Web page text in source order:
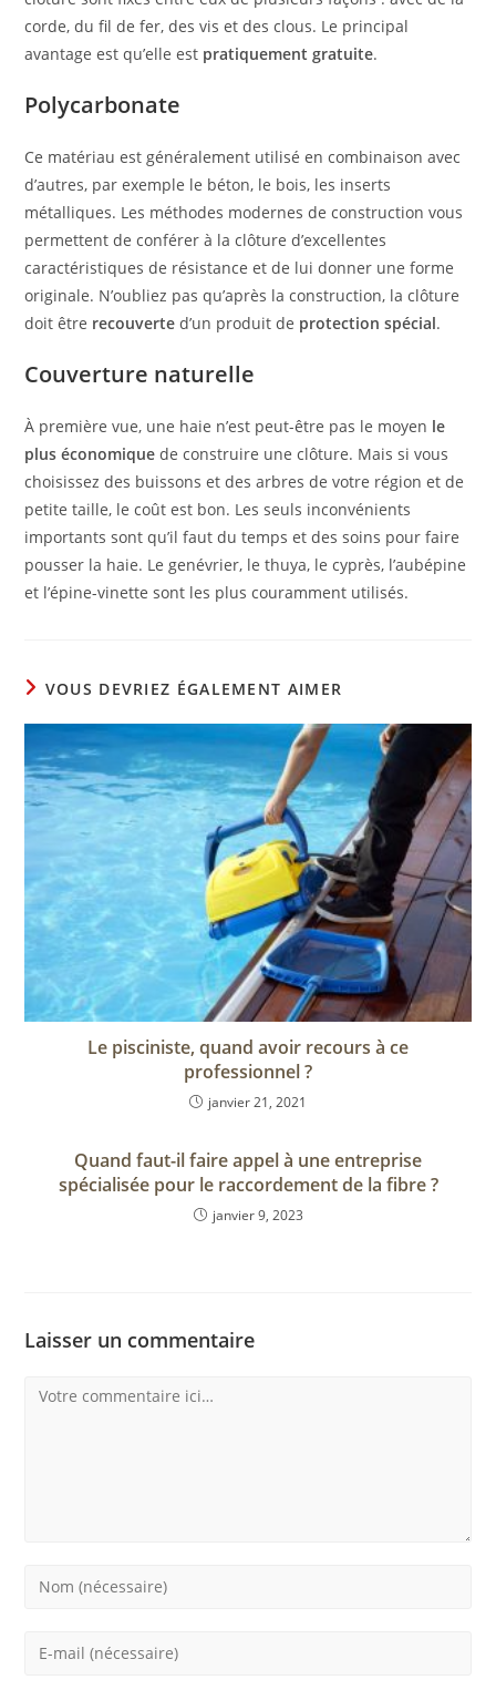
corde, du fil de fer, des vis et des clous. Le principal
avantage est qu’elle est pratiquement gratuite.
Polycarbonate
Ce matériau est généralement utilisé en combinaison avec
d’autres, par exemple le béton, le bois, les inserts
métalliques. Les méthodes modernes de construction vous
permettent de conférer à la clôture d’excellentes
caractéristiques de résistance et de lui donner une forme
originale. N’oubliez pas qu’après la construction, la clôture
doit être recouverted’un produit de protection spécial.
Couverture naturelle
À première vue, une haie n’est peut-être pas le moyen le
plus économiquede construire une clôture. Mais si vous
choisissez des buissons et des arbres de votre région et de
petite taille, le coût est bon. Les seuls inconvénients
importants sont qu’il faut du temps et des soins pour faire
pousser la haie. Le genévrier, le thuya, le cyprès, l’aubépine
et l’épine-vinette sont les plus couramment utilisés.
VOUS DEVRIEZ ÉGALEMENT AIMER
Le pisciniste, quand avoir recours à ce
professionnel ?
janvier 21, 2021
Quand faut-il faire appel à une entreprise
spécialisée pour le raccordement de la fibre ?
janvier 9, 2023
Laisser un commentaire